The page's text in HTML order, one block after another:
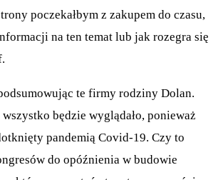
poczekałbym z zakupem do czasu,
na ten temat lub jak rozegra się
te firmy rodziny Dolan.
będzie wyglądało, ponieważ
pandemią Covid-19. Czy to
do opóźnienia w budowie